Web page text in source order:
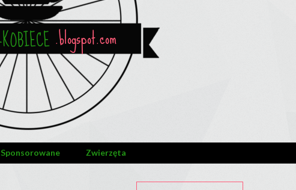
Sponsorowane Zwierzęta